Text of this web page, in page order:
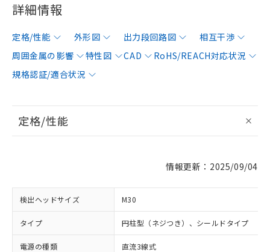
詳細情報
定格/性能 外形図 出力段回路図
相互干渉
周囲金属の影響
特性図 CAD
RoHS/REACH対応状況
規格認証/適合状況
定格/性能
情報更新：2025/09/04
検出ヘッドサイズ M30
タイプ 円柱型（ネジつき）、シールドタイプ
電源の種類 直流3線式